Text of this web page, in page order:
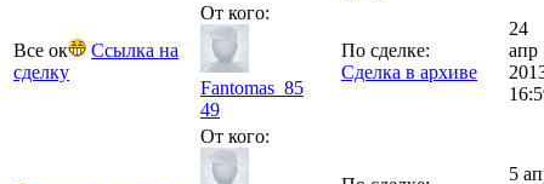
Все ок
Ссылка на
сделку
От кого:
Fantomas_85
49
По сделке:
Сделка в архиве
24
апр
От кого:
5